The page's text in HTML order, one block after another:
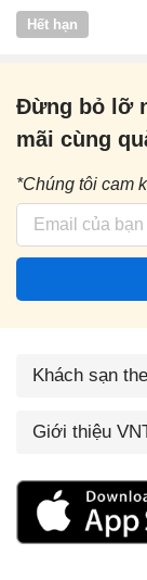
Vntrip
Hết hạn
Đừng bỏ lỡ
mãi cùng
*Chúng tôi cam
Khách sạn
Giới thiệu